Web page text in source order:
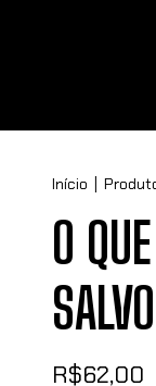
Início
O
SALVO
R$62,00